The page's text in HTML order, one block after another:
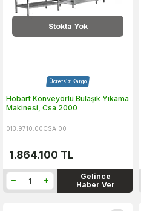
Stokta Yok
Ücretsiz Kargo
Hobart Konveyörlü Bulaşık Yıkama
Makinesi, Csa 2000
013.9710.00CSA.00
1.864.100 TL
Gelince
Haber Ver